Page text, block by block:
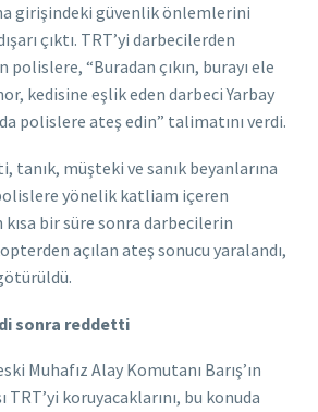
girişindeki güvenlik önlemlerini
çıktı. TRT’yi darbecilerden
“Buradan çıkın, burayı ele
kedisine eşlik eden darbeci Yarbay
polislere ateş edin” talimatını verdi.
tanık, müşteki ve sanık beyanlarına
yönelik katliam içeren
bir süre sonra darbecilerin
açılan ateş sonucu yaralandı,
sonra reddetti
Muhafız Alay Komutanı Barış’ın
TRT’yi koruyacaklarını, bu konuda